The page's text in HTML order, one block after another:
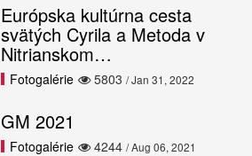
Európska kultúrna cesta
svätých Cyrila a Metoda v
Nitrianskom…
5803
Fotogalérie / Jan 31, 2022
GM 2021
4244
Fotogalérie / Aug 06, 2021